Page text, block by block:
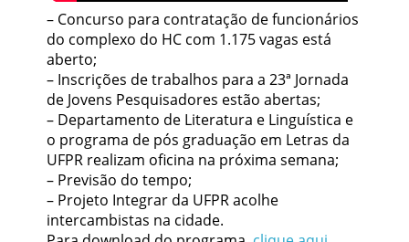
– Concurso para contratação de funcionários
do complexo do HC com 1.175 vagas está
aberto;
– Inscrições de trabalhos para a 23ª Jornada
de Jovens Pesquisadores estão abertas;
– Departamento de Literatura e Linguística e
o programa de pós graduação em Letras da
UFPR realizam oficina na próxima semana;
– Previsão do tempo;
– Projeto Integrar da UFPR acolhe
intercambistas na cidade.